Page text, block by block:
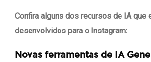
Confira alguns dos recursos de IA que
desenvolvidos para o Instagram:
Novas ferramentas de IA